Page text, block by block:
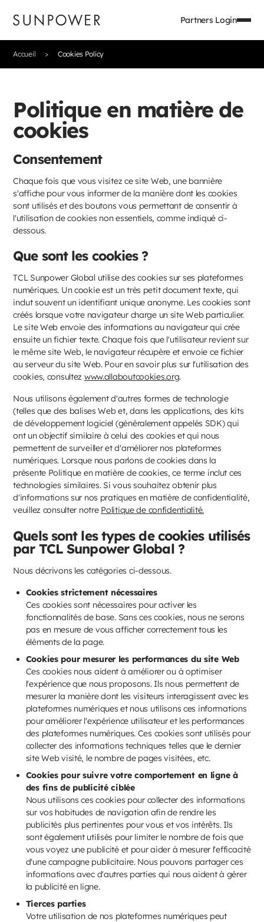
Partners Login
Accueil Cookies Policy
Politique en matière de
cookies
Consentement
Chaque fois que vous visitez ce site Web, une bannière
s'affiche pour vous informer de la manière dont les cookies
sont utilisés et des boutons vous permettant de consentir à
l'utilisation de cookies non essentiels, comme indiqué ci-
dessous.
Que sont les cookies ?
TCL Sunpower Global utilise des cookies sur ses plateformes
numériques. Un cookie est un très petit document texte, qui
inclut souvent un identifiant unique anonyme. Les cookies sont
créés lorsque votre navigateur charge un site Web particulier.
Le site Web envoie des informations au navigateur qui crée
ensuite un fichier texte. Chaque fois que l'utilisateur revient sur
le même site Web, le navigateur récupère et envoie ce fichier
au serveur du site Web. Pour en savoir plus sur l'utilisation des
cookies, consultez www.allaboutcookies.org.
Nous utilisons également d'autres formes de technologie
(telles que des balises Web et, dans les applications, des kits
de développement logiciel (généralement appelés SDK) qui
ont un objectif similaire à celui des cookies et qui nous
permettent de surveiller et d'améliorer nos plateformes
numériques. Lorsque nous parlons de cookies dans la
présente Politique en matière de cookies, ce terme inclut ces
technologies similaires. Si vous souhaitez obtenir plus
d'informations sur nos pratiques en matière de confidentialité,
veuillez consulter notre Politique de confidentialité.
Quels sont les types de cookies utilisés
par TCL Sunpower Global ?
Nous décrivons les catégories ci-dessous.
Cookies strictement nécessaires
Ces cookies sont nécessaires pour activer les
fonctionnalités de base. Sans ces cookies, nous ne serons
pas en mesure de vous afficher correctement tous les
éléments de la page.
Cookies pour mesurer les performances du site Web
Ces cookies nous aident à améliorer ou à optimiser
l'expérience que nous proposons. Ils nous permettent de
mesurer la manière dont les visiteurs interagissent avec les
plateformes numériques et nous utilisons ces informations
pour améliorer l'expérience utilisateur et les performances
des plateformes numériques. Ces cookies sont utilisés pour
collecter des informations techniques telles que le dernier
site Web visité, le nombre de pages visitées, etc.
Cookies pour suivre votre comportement en ligne à
des fins de publicité ciblée
Nous utilisons ces cookies pour collecter des informations
sur vos habitudes de navigation afin de rendre les
publicités plus pertinentes pour vous et vos intérêts. Ils
sont également utilisés pour limiter le nombre de fois que
vous voyez une publicité et pour aider à mesurer l'efficacité
d'une campagne publicitaire. Nous pouvons partager ces
informations avec d'autres parties qui nous aident à gérer
la publicité en ligne.
Tierces parties
Votre utilisation de nos plateformes numériques peut